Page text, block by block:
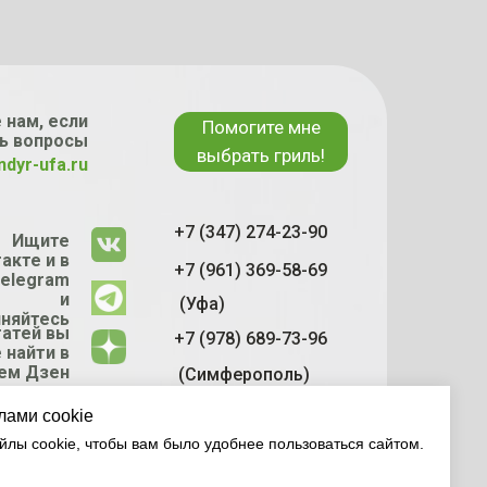
cookie
cookie, чтобы вам было удобнее пользоваться сайтом.
если
вопросы
Ищите
и в
и
Помогите мне
выбрать гриль!
ufa.ru
вы
в
Дзен
канале
+7 (347) 274-23-90
+7 (978) 689-73-96
+7 (961) 369-58-69
(Симферополь)
(Уфа)